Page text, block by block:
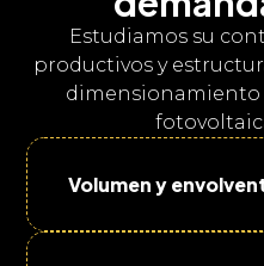
Estudiamos su
productivos y
Volumen y